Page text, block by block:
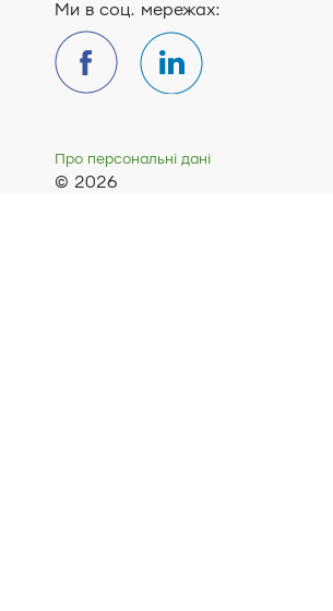
Ми в соц. мережах:
Про персональні дані
© 2026